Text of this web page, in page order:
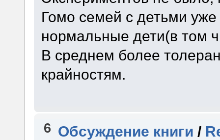
Гомо семей с детьми уже
нормальные дети(в том
В среднем более
крайностям.
6 Обсуждение книги /